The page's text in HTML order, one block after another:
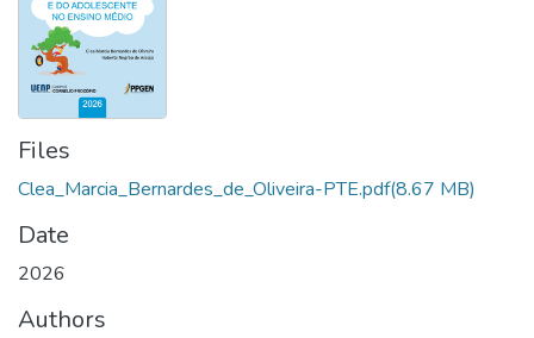
Files
Clea_Marcia_Bernardes_de_Oliveira-PTE.pdf(8.67 MB)
Date
2026
Authors